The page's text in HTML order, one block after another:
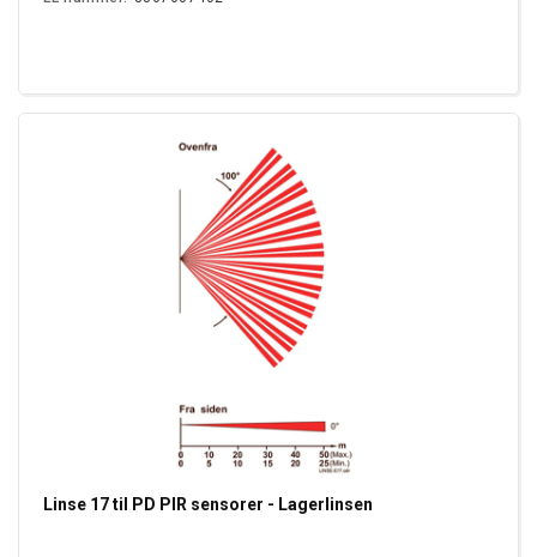
Linse 17 til PD PIR sensorer - Lagerlinsen